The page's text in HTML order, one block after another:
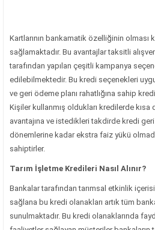
Kartlarının bankamatik özelliğinin olması
sağlamaktadır. Bu avantajlar taksitli
tarafından yapılan çeşitli kampanya
edilebilmektedir. Bu kredi seçenekleri
ve geri ödeme planı rahatlığına sahip
Kişiler kullanmış oldukları kredilerde
avantajına ve istedikleri takdirde kredi
dönemlerine kadar ekstra faiz yükü
sahiptirler.
Tarım İşletme Kredileri Nasıl Alınır?
Bankalar tarafından tarımsal etkinlik
sağlana bu kredi olanakları artık tüm
sunulmaktadır. Bu kredi olanaklarında